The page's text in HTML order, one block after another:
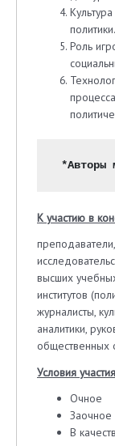
политики.
Роль
*Авторы
К участию в
высших
институтов
журналисты,
аналитики,
общественных
Условия участия
Очное
Заочное
В